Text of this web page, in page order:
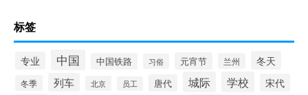
标签
专业 中国 中国铁路 习俗 元宵节 兰州 冬天
冬季 列车 北京 员工 唐代 城际 学校 宋代